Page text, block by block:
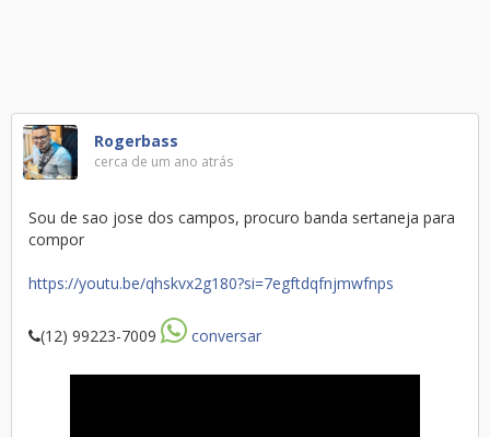
Rogerbass
cerca de um ano atrás
Sou de sao jose dos campos, procuro banda sertaneja para
compor
https://youtu.be/qhskvx2g180?si=7egftdqfnjmwfnps
(12) 99223-7009 conversar